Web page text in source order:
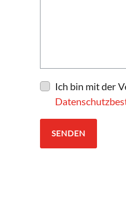
Ich bin mit der
SENDEN